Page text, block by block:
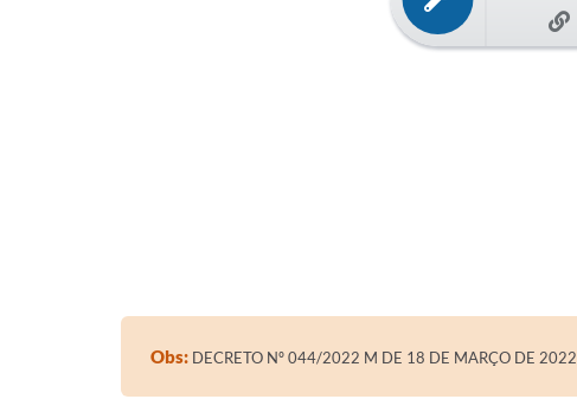
Obs: DECRETO Nº 044/2022 M DE 18 DE MARÇO DE 2022